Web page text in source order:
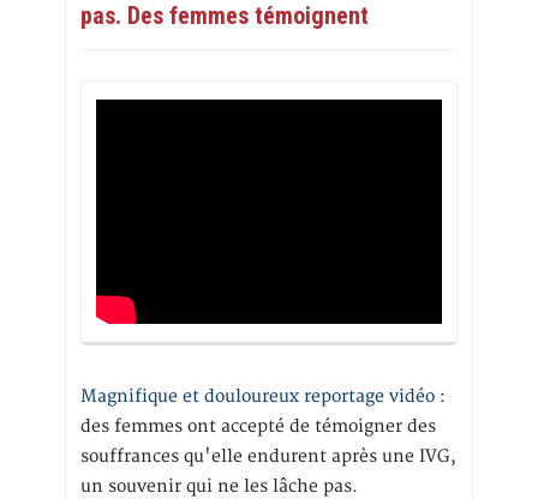
pas. Des femmes témoignent
Magnifique et douloureux reportage vidéo :
des femmes ont accepté de témoigner des
souffrances qu'elle endurent après une IVG,
un souvenir qui ne les lâche pas.